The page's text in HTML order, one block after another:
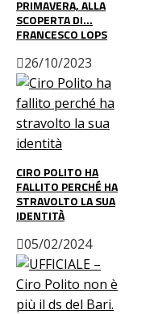
PRIMAVERA, ALLA
SCOPERTA DI…
FRANCESCO LOPS
26/10/2023
CIRO POLITO HA
FALLITO PERCHÉ HA
STRAVOLTO LA SUA
IDENTITÀ
05/02/2024